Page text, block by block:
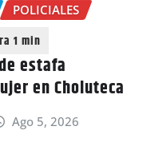
POLICIALES
estafa
en Choluteca
Ago 5, 2026